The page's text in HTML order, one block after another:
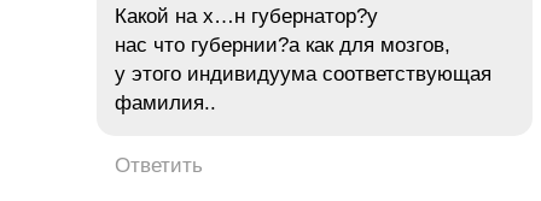
Какой на х…н губернатор?у
нас что губернии?а как для мозгов,
у этого индивидуума соответствующая
фамилия..
Ответить